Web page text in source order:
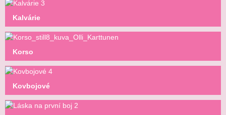
Kalvárie
Korso
Kovbojové